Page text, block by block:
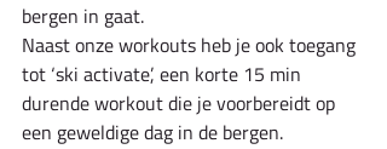
bergen in gaat.
Naast onze workouts heb je ook toegang
tot ‘ski activate’, een korte 15 min
durende workout die je voorbereidt op
een geweldige dag in de bergen.